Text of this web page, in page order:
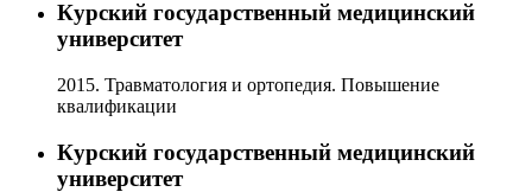
Курский государственный медицинский
университет
2015. Травматология и ортопедия. Повышение
квалификации
Курский государственный медицинский
университет